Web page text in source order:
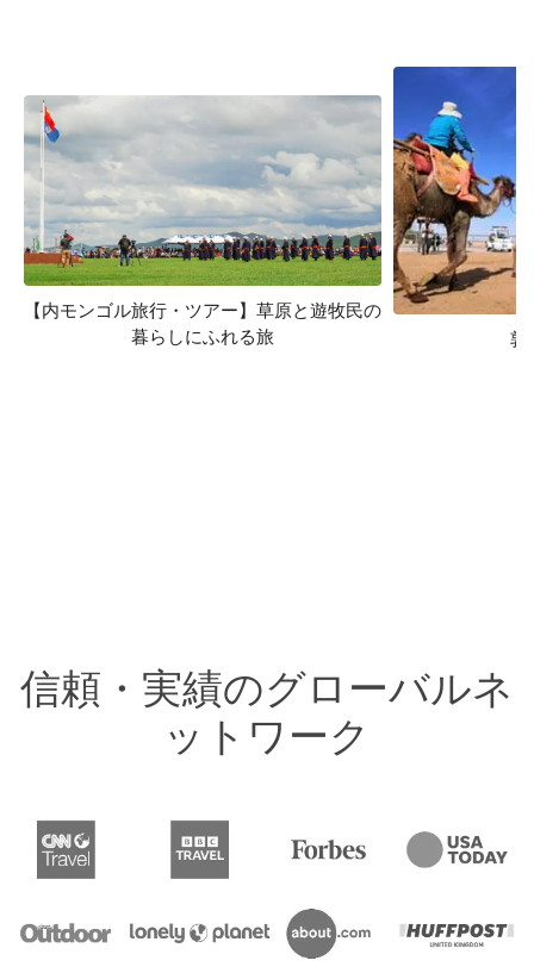
【内モンゴル旅行・ツアー】草原と遊牧民の
暮らしにふれる旅
敦
信頼・実績のグローバルネ
ットワーク